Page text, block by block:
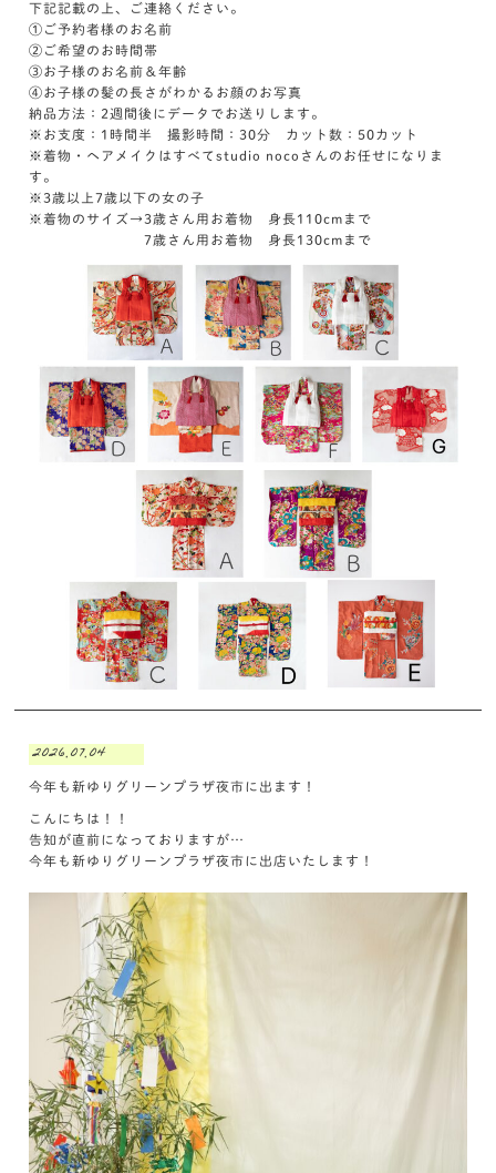
下記記載の上、ご連絡ください。
①ご予約者様のお名前
②ご希望のお時間帯
③お子様のお名前＆年齢
④お子様の髪の長さがわかるお顔のお写真
納品方法：2週間後にデータでお送りします。
※お支度：1時間半 撮影時間：30分 カット数：50カット
※着物・ヘアメイクはすべてstudio nocoさんのお任せになりま
す。
※3歳以上7歳以下の女の子
※着物のサイズ→3歳さん用お着物 身長110cmまで
7歳さん用お着物 身長130cmまで
2026.07.04
今年も新ゆりグリーンプラザ夜市に出ます！
こんにちは！！
告知が直前になっておりますが…
今年も新ゆりグリーンプラザ夜市に出店いたします！